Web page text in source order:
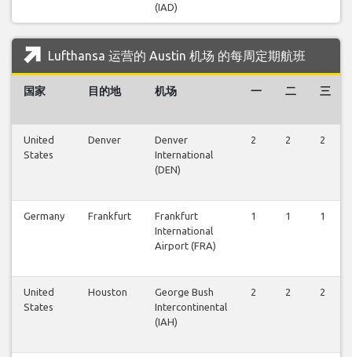
(IAD)
Lufthansa 运营的 Austin 机场 的每周定期航班
国家 目的地 机场 一 二 三
United
States
Denver
Denver
International
(DEN)
2 2 2
Germany Frankfurt
Frankfurt
International
Airport (FRA)
1 1 1
United
States
Houston
George Bush
Intercontinental
(IAH)
2 2 2